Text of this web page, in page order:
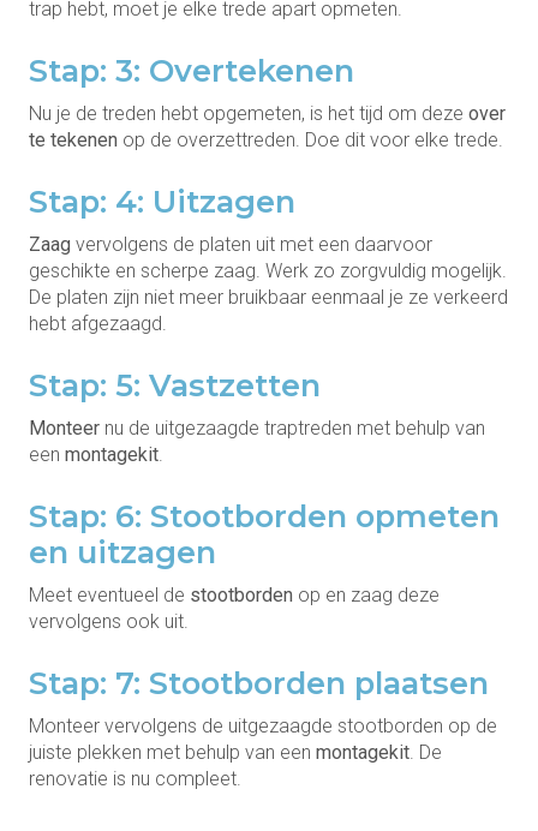
trap hebt, moet je elke trede apart opmeten.
Stap: 3: Overtekenen
Nu je de treden hebt opgemeten, is het tijd om deze over
te tekenen op de overzettreden. Doe dit voor elke trede.
Stap: 4: Uitzagen
Zaag vervolgens de platen uit met een daarvoor
geschikte en scherpe zaag. Werk zo zorgvuldig mogelijk.
De platen zijn niet meer bruikbaar eenmaal je ze verkeerd
hebt afgezaagd.
Stap: 5: Vastzetten
Monteer nu de uitgezaagde traptreden met behulp van
een montagekit.
Stap: 6: Stootborden opmeten
en uitzagen
Meet eventueel de stootborden op en zaag deze
vervolgens ook uit.
Stap: 7: Stootborden plaatsen
Monteer vervolgens de uitgezaagde stootborden op de
juiste plekken met behulp van een montagekit. De
renovatie is nu compleet.